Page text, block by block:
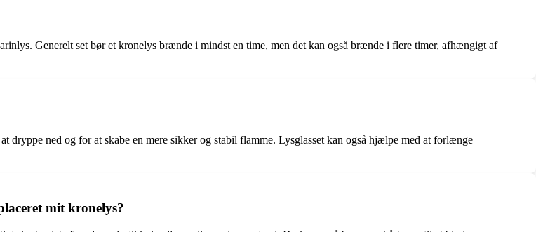
Generelt set bør et kronelys brænde i mindst en time, men det kan også brænde i flere timer, afhængigt af
dryppe ned og for at skabe en mere sikker og stabil flamme. Lysglasset kan også hjælpe med at forlænge
mit kronelys?